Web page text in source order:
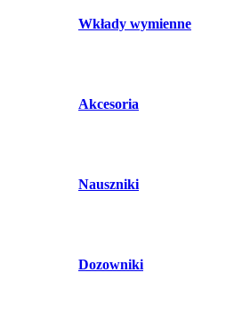
Wkłady wymienne
Akcesoria
Nauszniki
Dozowniki